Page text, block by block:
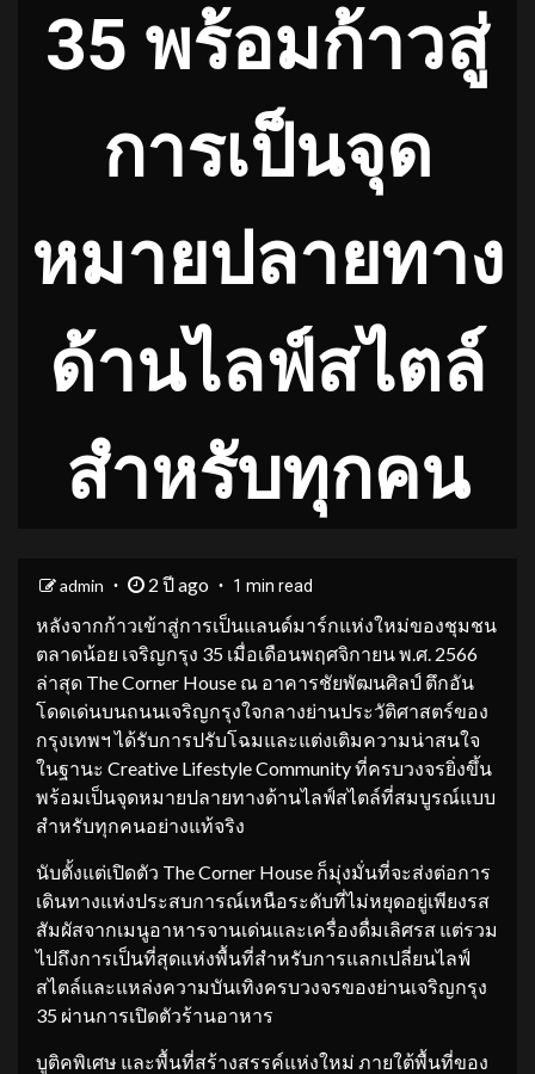
35 พร้อมก้าวสู่
การเป็นจุด
หมายปลายทาง
ด้านไลฟ์สไตล์
สำหรับทุกคน
admin 2 ปี ago 1 min read
หลังจากก้าวเข้าสู่การเป็นแลนด์มาร์กแห่งใหม่ของชุมชน
ตลาดน้อย เจริญกรุง 35 เมื่อเดือนพฤศจิกายน พ.ศ. 2566
ล่าสุด The Corner House ณ อาคารชัยพัฒนศิลป์ ตึกอัน
โดดเด่นบนถนนเจริญกรุงใจกลางย่านประวัติศาสตร์ของ
กรุงเทพฯ ได้รับการปรับโฉมและแต่งเติมความน่าสนใจ
ในฐานะ Creative Lifestyle Community ที่ครบวงจรยิ่งขึ้น
พร้อมเป็นจุดหมายปลายทางด้านไลฟ์สไตล์ที่สมบูรณ์แบบ
สำหรับทุกคนอย่างแท้จริง
นับตั้งแต่เปิดตัว The Corner House ก็มุ่งมั่นที่จะส่งต่อการ
เดินทางแห่งประสบการณ์เหนือระดับที่ไม่หยุดอยู่เพียงรส
สัมผัสจากเมนูอาหารจานเด่นและเครื่องดื่มเลิศรส แต่รวม
ไปถึงการเป็นที่สุดแห่งพื้นที่สำหรับการแลกเปลี่ยนไลฟ์
สไตล์และแหล่งความบันเทิงครบวงจรของย่านเจริญกรุง
35 ผ่านการเปิดตัวร้านอาหาร
บูติคพิเศษ และพื้นที่สร้างสรรค์แห่งใหม่ ภายใต้พื้นที่ของ